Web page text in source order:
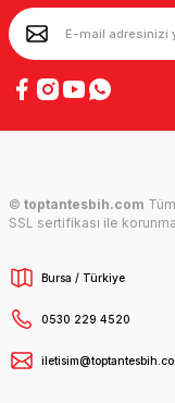
© toptantesbih.com
SSL sertifikası ile
Bursa / Türkiye
0530 229 4520